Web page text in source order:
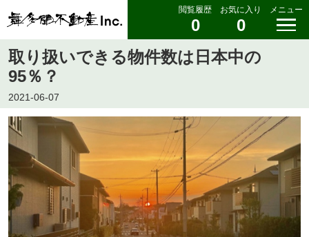
閲覧履歴
0
お気に入り
0
メニュー
取り扱いできる物件数は日本中の
95％？
2021-06-07